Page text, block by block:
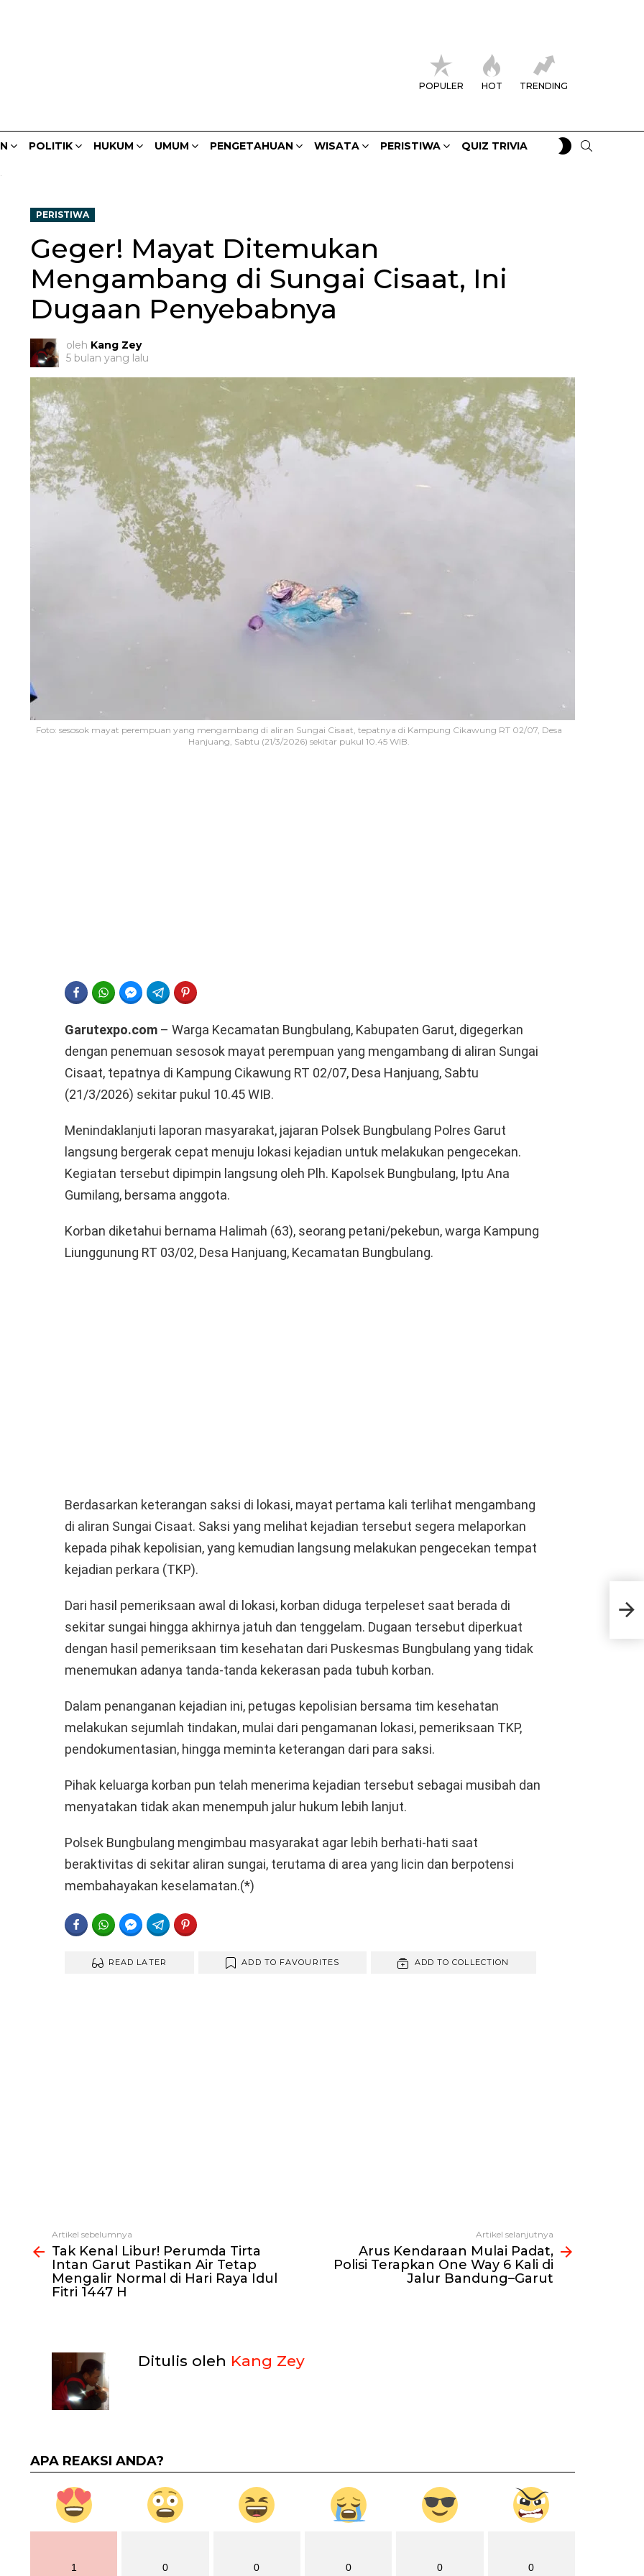
POPULER HOT TRENDING
POLITIK HUKUM UMUM PENGETAHUAN WISATA PERISTIWA QUIZ TRIVIA
SWITCH
SKIN
PERISTIWA
Geger! Mayat Ditemukan
Mengambang di Sungai Cisaat, Ini
Dugaan Penyebabnya
oleh Kang Zey
5 bulan yang lalu
Foto: sesosok mayat perempuan yang mengambang di aliran Sungai Cisaat, tepatnya di Kampung Cikawung RT 02/07, Desa
Hanjuang, Sabtu (21/3/2026) sekitar pukul 10.45 WIB.
FACEBOOKWHATSAPPFACEBOOK MESSENGER
TELEGRAM
Garutexpo.com – Warga Kecamatan Bungbulang, Kabupaten Garut, digegerkan
dengan penemuan sesosok mayat perempuan yang mengambang di aliran Sungai
Cisaat, tepatnya di Kampung Cikawung RT 02/07, Desa Hanjuang, Sabtu
(21/3/2026) sekitar pukul 10.45 WIB.
Menindaklanjuti laporan masyarakat, jajaran Polsek Bungbulang Polres Garut
langsung bergerak cepat menuju lokasi kejadian untuk melakukan pengecekan.
Kegiatan tersebut dipimpin langsung oleh Plh. Kapolsek Bungbulang, Iptu Ana
Gumilang, bersama anggota.
Korban diketahui bernama Halimah (63), seorang petani/pekebun, warga Kampung
Liunggunung RT 03/02, Desa Hanjuang, Kecamatan Bungbulang.
Berdasarkan keterangan saksi di lokasi, mayat pertama kali terlihat mengambang
di aliran Sungai Cisaat. Saksi yang melihat kejadian tersebut segera melaporkan
kepada pihak kepolisian, yang kemudian langsung melakukan pengecekan tempat
kejadian perkara (TKP).
Dari hasil pemeriksaan awal di lokasi, korban diduga terpeleset saat berada di
sekitar sungai hingga akhirnya jatuh dan tenggelam. Dugaan tersebut diperkuat
dengan hasil pemeriksaan tim kesehatan dari Puskesmas Bungbulang yang tidak
menemukan adanya tanda-tanda kekerasan pada tubuh korban.
Dalam penanganan kejadian ini, petugas kepolisian bersama tim kesehatan
melakukan sejumlah tindakan, mulai dari pengamanan lokasi, pemeriksaan TKP,
pendokumentasian, hingga meminta keterangan dari para saksi.
Pihak keluarga korban pun telah menerima kejadian tersebut sebagai musibah dan
menyatakan tidak akan menempuh jalur hukum lebih lanjut.
Polsek Bungbulang mengimbau masyarakat agar lebih berhati-hati saat
beraktivitas di sekitar aliran sungai, terutama di area yang licin dan berpotensi
membahayakan keselamatan.(*)
FACEBOOKWHATSAPPFACEBOOK MESSENGER
TELEGRAM
READ LATER ADD TO FAVOURITES ADD TO COLLECTION
Lihat
selengkapnya
Artikel sebelumnya
Tak Kenal Libur! Perumda Tirta
Intan Garut Pastikan Air Tetap
Mengalir Normal di Hari Raya Idul
Fitri 1447 H
Artikel selanjutnya
Arus Kendaraan Mulai Padat,
Polisi Terapkan One Way 6 Kali di
Jalur Bandung–Garut
Ditulis oleh Kang Zey
APA REAKSI ANDA?
1 0 0 0 0 0